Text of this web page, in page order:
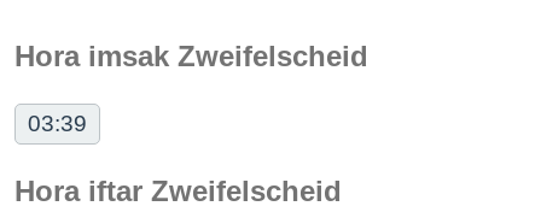
Hora imsak Zweifelscheid
03:39
Hora iftar Zweifelscheid